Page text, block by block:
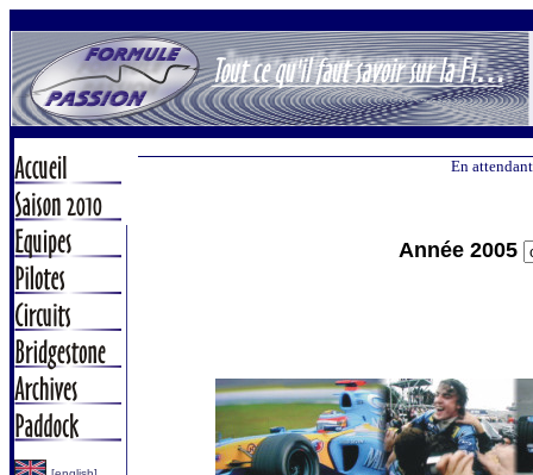
En
Année 2005